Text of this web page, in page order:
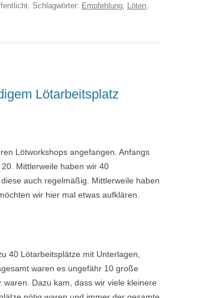
Schlagwörter: Empfehlung Löten
Lötarbeitsplatz
Lötworkshops angefangen. Anfangs
Mittlerweile haben wir 40
auch regelmäßig. Mittlerweile haben
wir hier mal etwas aufklären.
40 Lötarbeitsplätze mit Unterlagen,
waren es ungefähr 10 große
Dazu kam, dass wir viele kleinere